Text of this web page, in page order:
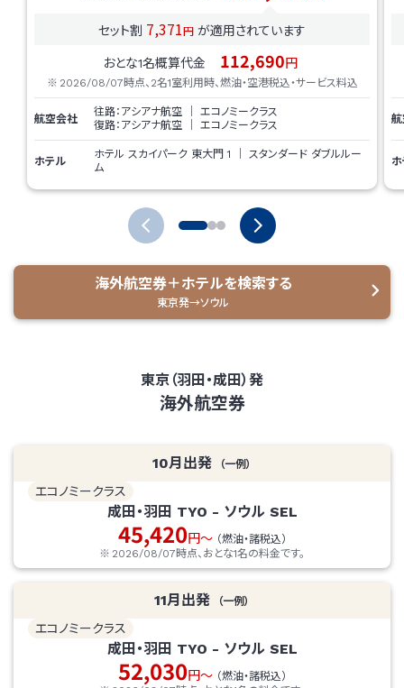
セット割 7,371 円 が適用されています
おとな1名概算代金 112,690円
2026/08/07時点、2名1室利用時、燃油・空港税込・サービス料込
航空会社
往路： アシアナ航空
エコノミークラス
復路： アシアナ航空 エコノミークラス
ホテル
ホテル スカイパーク 東大門 1
スタンダード ダブルルー
ム
海外航空券＋ホテルを検索する
東京発→ソウル
東京（羽田・成田）発
海外航空券
成田・羽田 TYO - ソウル SEL
エコノミークラス
45,420円～ （燃油・諸税込）
10月出発 （一例）
2026/08/07時点、おとな1名の料金です。
成田・羽田 TYO - ソウル SEL
エコノミークラス
52,030円～ （燃油・諸税込）
11月出発 （一例）